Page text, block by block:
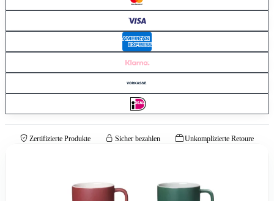
Zertifizierte Produkte Sicher bezahlen Unkomplizierte Retoure